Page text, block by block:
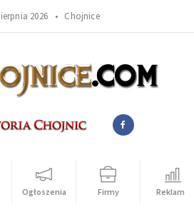
2026 • Chojnice
Ogłoszenia Firmy Reklama